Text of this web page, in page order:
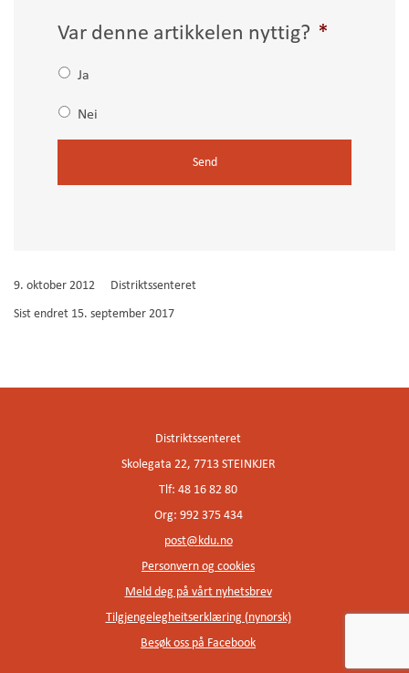
Var denne artikkelen nyttig? *
Ja
Nei
A
H
A
9. oktober 2012 Distriktssenteret
Sist endret 15. september 2017
Distriktssenteret
Skolegata 22, 7713 STEINKJER
Tlf: 48 16 82 80
Org: 992 375 434
post@kdu.no
Personvern og cookies
Meld deg på vårt nyhetsbrev
Tilgjengelegheitserklæring (nynorsk)
Besøk oss på Facebook